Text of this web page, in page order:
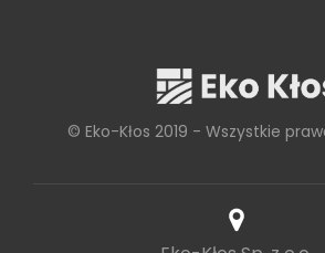
© Eko-Kłos 2019 - Wszystkie